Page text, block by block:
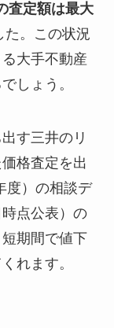
査定額は最大
た。この状況
大手不動産
しょう。
す三井のリ
格査定を出
度）の相談デ
点公表）の
期間で値下
れます。